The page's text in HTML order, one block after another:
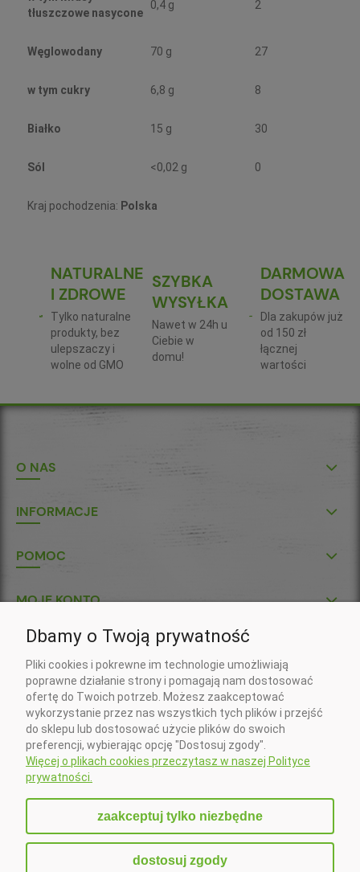
tłuszczowe nasycone
0,4 g 2
Węglowodany 70 g 27
w tym cukry 6,8 g 8
Białko 15 g 30
Sól <0,02 g 0
Kraj pochodzenia: Polska
NATURALNE
I ZDROWE
Tylko naturalne
produkty, bez
ulepszaczy i
wolne od GMO
SZYBKA
WYSYŁKA
Nawet w 24h u
Ciebie w
domu!
DARMOWA
DOSTAWA
Dla zakupów już
od 150 zł
łącznej
wartości
O NAS
INFORMACJE
POMOC
MOJE KONTO
P.U.H. "KŁOS-POL" S.C.
Wojciech Gil, Krzysztof Gil
ul. Klasztorna 7
37-418 Krzeszów
Nr konta do wpłat złotówkowych:
20 1090 2750 0000 0001 5673 5994 (Santander)
Nr konta do wpłat w EURO:
PL 41 1090 2750 0000 0001 6407 3181 (Santander)
+48 15 879 83 22
Napisz do nas:
sklep@klospol.pl
Dbamy o Twoją prywatność
Pliki cookies i pokrewne im technologie umożliwiają
poprawne działanie strony i pomagają nam dostosować
ofertę do Twoich potrzeb. Możesz zaakceptować
wykorzystanie przez nas wszystkich tych plików i przejść
do sklepu lub dostosować użycie plików do swoich
preferencji, wybierając opcję "Dostosuj zgody".
Więcej o plikach cookies przeczytasz w naszej Polityce
prywatności.
zaakceptuj tylko niezbędne
dostosuj zgody